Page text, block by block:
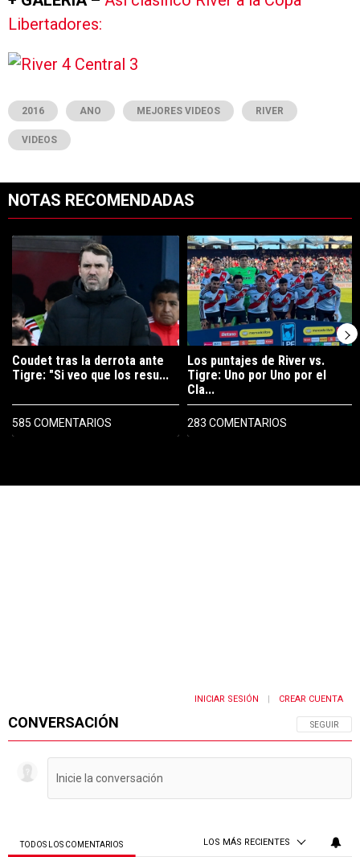
Libertadores:
2016 ANO MEJORES VIDEOS RIVER
VIDEOS
NOTAS RECOMENDADAS
Un artículo de tendencia con el título "Coudet tras la derrota ante
Coudet tras la derrota ante
Tigre: "Si veo que los resu...
585 COMENTARIOS
Un artículo de tendencia con el
Los puntajes de River vs.
Tigre: Uno por Uno por el
Cla...
283 COMENTARIOS
CONVERSACIÓN SIGA ESTA
SEGUIR
INICIAR SESIÓN CREAR CUENTA
TODOS LOS COMENTARIOS LOS MÁS RECIENTES